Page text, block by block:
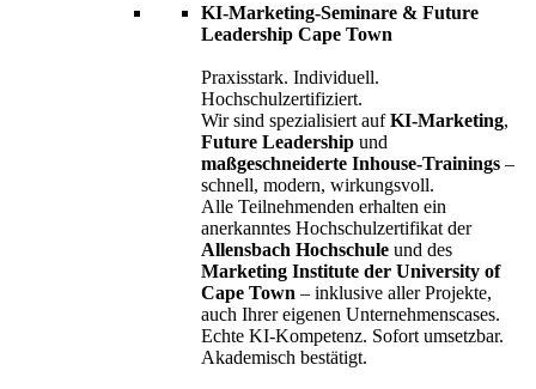
KI-Marketing-Seminare & Future
Leadership Cape Town
Praxisstark. Individuell.
Hochschulzertifiziert.
Wir sind spezialisiert aufKI-Marketing,
Future Leadership und
maßgeschneiderte Inhouse-Trainings –
schnell, modern, wirkungsvoll.
Alle Teilnehmenden erhalten ein
anerkanntes Hochschulzertifikat der
Allensbach Hochschule und des
Marketing Institute der University of
Cape Town – inklusive aller Projekte,
auch Ihrer eigenen Unternehmenscases.
Echte KI-Kompetenz. Sofort umsetzbar.
Akademisch bestätigt.